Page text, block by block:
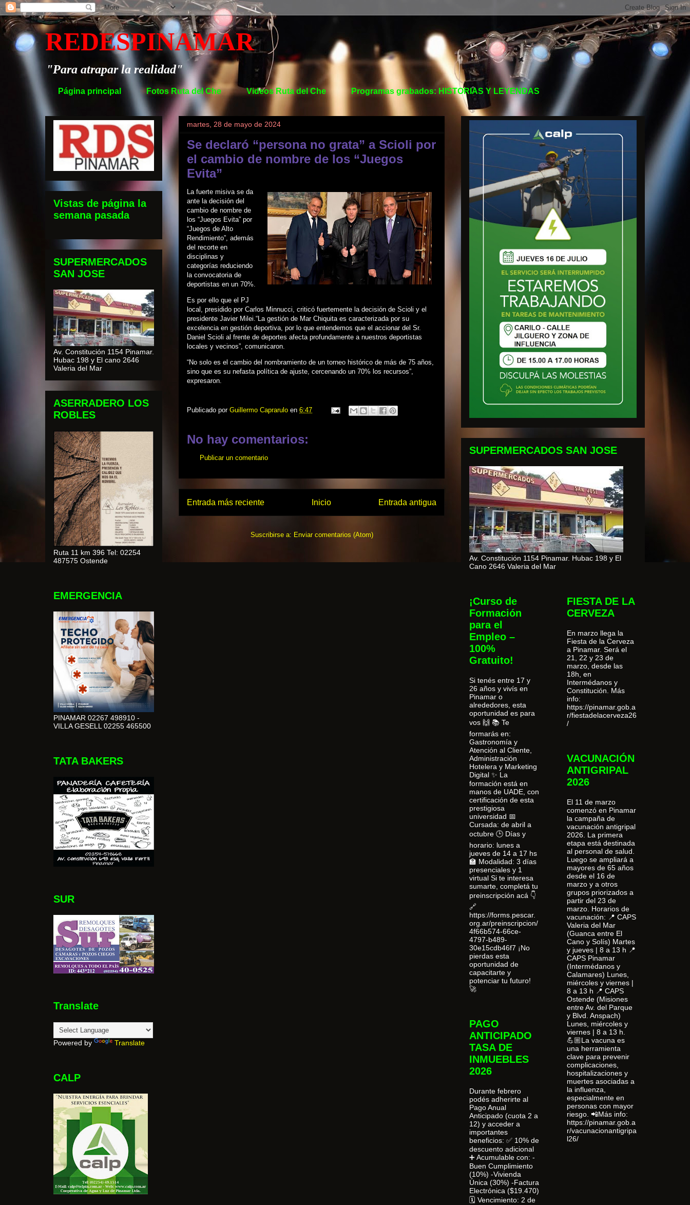
REDESPINAMAR
"Para atrapar la realidad"
Página principal Fotos Ruta del Che Videos Ruta del Che Programas grabados: HISTORIAS Y LEYENDAS
martes, 28 de mayo de 2024
Se declaró “persona no grata” a Scioli por
el cambio de nombre de los “Juegos
Evita”
La fuerte misiva se da
ante la decisión del
cambio de nombre de
los “Juegos Evita” por
“Juegos de Alto
Rendimiento”, además
del recorte en
disciplinas y
categorías reduciendo
la convocatoria de
deportistas en un 70%.
Es por ello que el PJ
local, presidido por Carlos Minnucci, criticó fuertemente la decisión de Scioli y el
presidente Javier Milei.“La gestión de Mar Chiquita es caracterizada por su
excelencia en gestión deportiva, por lo que entendemos que el accionar del Sr.
Daniel Scioli al frente de deportes afecta profundamente a nuestros deportistas
locales y vecinos”, comunicaron.
“No solo es el cambio del nombramiento de un torneo histórico de más de 75 años,
sino que es su nefasta política de ajuste, cercenando un 70% los recursos”,
expresaron.
Publicado por Guillermo Caprarulo en 6:47
No hay comentarios:
Publicar un comentario
Entrada más reciente Entrada antigua
Inicio
Suscribirse a: Enviar comentarios (Atom)
Vistas de página la
semana pasada
SUPERMERCADOS
SAN JOSE
Av. Constitución 1154 Pinamar.
Hubac 198 y El cano 2646
Valeria del Mar
ASERRADERO LOS
ROBLES
Ruta 11 km 396 Tel: 02254
487575 Ostende
EMERGENCIA
PINAMAR 02267 498910 -
VILLA GESELL 02255 465500
TATA BAKERS
SUR
Translate
Powered by Translate
CALP
SUPERMERCADOS SAN JOSE
Av. Constitución 1154 Pinamar. Hubac 198 y El
Cano 2646 Valeria del Mar
¡Curso de
Formación
para el
Empleo –
100%
Gratuito!
Si tenés entre 17 y
26 años y vivís en
Pinamar o
alrededores, esta
oportunidad es para
vos 🙌 📚 Te
formarás en:
Gastronomía y
Atención al Cliente,
Administración
Hotelera y Marketing
Digital ✨ La
formación está en
manos de UADE, con
certificación de esta
prestigiosa
universidad 📅
Cursada: de abril a
octubre 🕒 Días y
horario: lunes a
jueves de 14 a 17 hs
🏫 Modalidad: 3 días
presenciales y 1
virtual Si te interesa
sumarte, completá tu
preinscripción acá 👇
🔗
https://forms.pescar.
org.ar/preinscripcion/
4f66b574-66ce-
4797-b489-
30e15cdb46f7 ¡No
pierdas esta
oportunidad de
capacitarte y
potenciar tu futuro!
🚀
PAGO
ANTICIPADO
TASA DE
INMUEBLES
2026
Durante febrero
podés adherirte al
Pago Anual
Anticipado (cuota 2 a
12) y acceder a
importantes
beneficios: ✅ 10% de
descuento adicional
➕ Acumulable con: -
Buen Cumplimiento
(10%) -Vivienda
Única (30%) -Factura
Electrónica ($19.470)
🗓 Vencimiento: 2 de
FIESTA DE LA
CERVEZA
En marzo llega la
Fiesta de la Cerveza
a Pinamar. Será el
21, 22 y 23 de
marzo, desde las
18h, en
Intermédanos y
Constitución. Más
info:
https://pinamar.gob.a
r/fiestadelacerveza26
/
VACUNACIÓN
ANTIGRIPAL
2026
El 11 de marzo
comenzó en Pinamar
la campaña de
vacunación antigripal
2026. La primera
etapa está destinada
al personal de salud.
Luego se ampliará a
mayores de 65 años
desde el 16 de
marzo y a otros
grupos priorizados a
partir del 23 de
marzo. Horarios de
vacunación: 📍 CAPS
Valeria del Mar
(Guanca entre El
Cano y Solís) Martes
y jueves | 8 a 13 h 📍
CAPS Pinamar
(Intermédanos y
Calamares) Lunes,
miércoles y viernes |
8 a 13 h 📍 CAPS
Ostende (Misiones
entre Av. del Parque
y Blvd. Anspach)
Lunes, miércoles y
viernes | 8 a 13 h.
💪🏼La vacuna es
una herramienta
clave para prevenir
complicaciones,
hospitalizaciones y
muertes asociadas a
la influenza,
especialmente en
personas con mayor
riesgo. 📲Más info:
https://pinamar.gob.a
r/vacunacionantigripa
l26/